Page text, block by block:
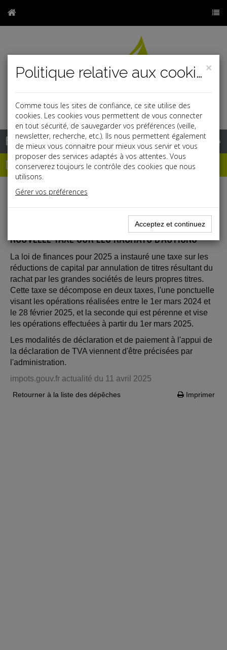
r
Base documentaire
Dépêches
j
Fiscal TPE
NOUVELLE TAXE SUR LES RACHATS D'ACTIONS
La loi de finances pour 2025 a instauré une taxe sur les
réductions de capital par annulation de titres résultant du
rachat par les grandes sociétés de leurs propres titres.
Cette taxe se décompose en deux taxes, l'une ponctuelle
visant les opérations réalisées entre le 1er mars 2024 et
le 28 février 2025, et la seconde qui est pérenne et vise
les opérations effectuées à partir du 1er mars 2025.
Les modalités de déclaration et de paiement à l'appui de
la déclaration de TVA viennent d'être précisées par
l'administration.
impots.gouv.fr actualité du 11 avril 2025
Retourner à la liste des dépêches Imprimer
×
Politique relative aux cookies
Comme tous les sites de confiance, ce site utilise des
cookies. Les cookies vous permettent de vous connecter
en tout sécurité, de sauvegarder vos préférences (veille,
newsletter, recherche, etc.). Ils nous permettent également
de mieux vous connaitre pour mieux vous servir et vous
proposer des services adaptés à vos attentes. Vous
conserverez toujours le contrôle des cookies que nous
utilisons.
Gérer vos préférences
Acceptez et continuez